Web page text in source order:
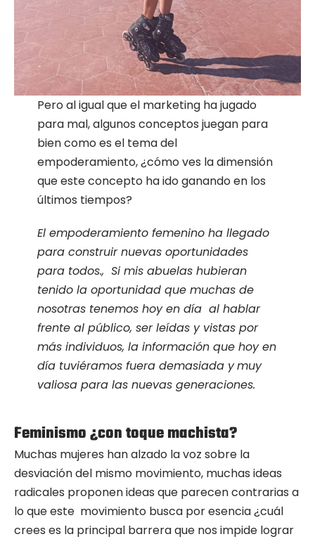
Pero al igual que el marketing ha jugado
para mal, algunos conceptos juegan para
bien como es el tema del
empoderamiento, ¿cómo ves la dimensión
que este concepto ha ido ganando en los
últimos tiempos?
El empoderamiento femenino ha llegado
para construir nuevas oportunidades
para todos., Si mis abuelas hubieran
tenido la oportunidad que muchas de
nosotras tenemos hoy en día al hablar
frente al público, ser leídas y vistas por
más individuos, la información que hoy en
día tuviéramos fuera demasiada ymuy
valiosa para las nuevas generaciones.
Feminismo ¿con toque machista?
Muchas mujeres han alzado la voz sobre la
desviación del mismo movimiento, muchas ideas
radicales proponen ideas que parecen contrarias a
lo que este movimiento busca por esencia ¿cuál
crees es la principal barrera que nos impide lograr